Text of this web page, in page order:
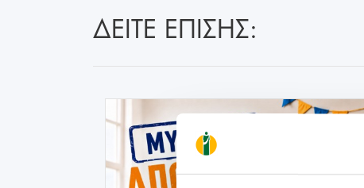
ΔΕΙΤΕ ΕΠΙΣΗΣ: